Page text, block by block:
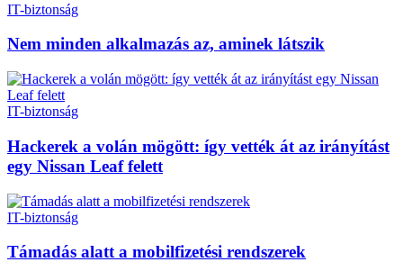
IT-biztonság
Nem minden alkalmazás az, aminek látszik
IT-biztonság
Hackerek a volán mögött: így vették át az irányítást
egy Nissan Leaf felett
IT-biztonság
Támadás alatt a mobilfizetési rendszerek